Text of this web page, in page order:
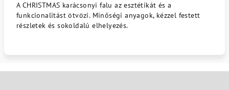
A CHRISTMAS karácsonyi falu az esztétikát és a
funkcionalitást ötvözi. Minőségi anyagok, kézzel festett
részletek és sokoldalú elhelyezés.